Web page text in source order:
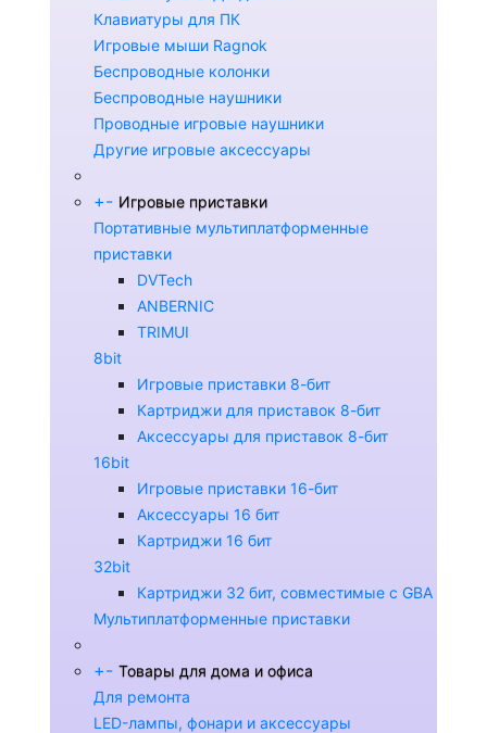
Клавиатуры для ПК
Игровые мыши Ragnok
Беспроводные колонки
Беспроводные наушники
Проводные игровые наушники
Другие игровые аксессуары
+- Игровые приставки
Портативные мультиплатформенные
приставки
DVTech
ANBERNIC
TRIMUI
8bit
Игровые приставки 8-бит
Картриджи для приставок 8-бит
Аксессуары для приставок 8-бит
16bit
Игровые приставки 16-бит
Аксессуары 16 бит
Картриджи 16 бит
32bit
Картриджи 32 бит, совместимые с GBA
Мультиплатформенные приставки
+- Товары для дома и офиса
Для ремонта
LED-лампы, фонари и аксессуары